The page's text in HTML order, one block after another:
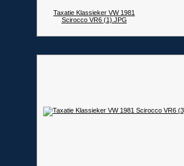
Taxatie Klassieker VW 1981
Scirocco VR6 (1).JPG